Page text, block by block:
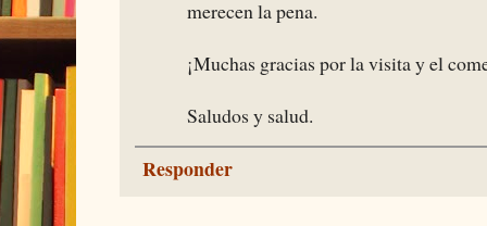
merecen la pena.
¡Muchas gracias por la visita y el
Saludos y salud.
Responder